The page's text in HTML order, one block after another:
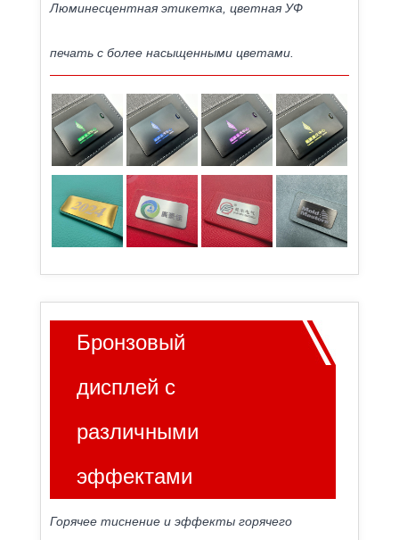
Люминесцентная этикетка, цветная УФ
печать с более насыщенными цветами.
Бронзовый
дисплей с
различными
эффектами
Горячее тиснение и эффекты горячего